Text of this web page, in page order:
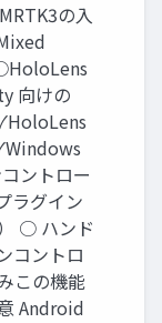
の入
向けの
ントロー
ラグイン
○ ハンド
コントロ
この機能
Android